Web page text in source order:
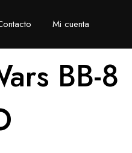
Mi cuenta
BB-8